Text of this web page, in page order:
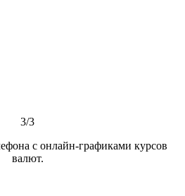
3/3
с онлайн-графиками курсов
валют.